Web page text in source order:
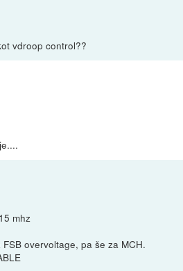
vdroop control??
mhz
overvoltage, pa še za MCH.